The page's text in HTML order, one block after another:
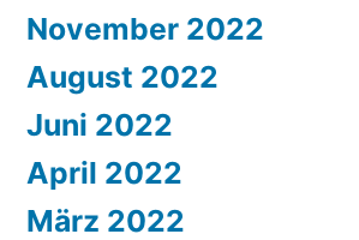
November 2022
August 2022
Juni 2022
April 2022
März 2022